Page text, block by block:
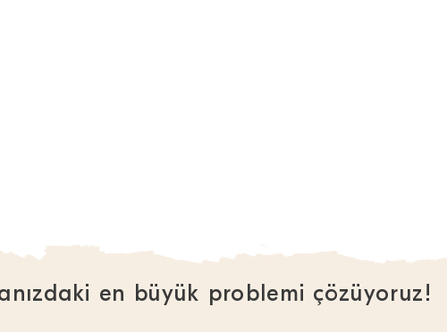
en büyük problemi çözüyoruz!